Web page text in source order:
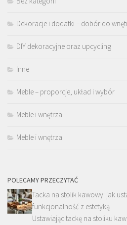
Dekoracje i dodatki – dobór do
DIY dekoracyjne oraz upcycling
Inne
Meble – proporcje, układ i wybór
Meble i wnętrza
Meble i wnętrza
POLECAMY PRZECZYTAĆ
Tacka na stolik kawowy: jak
funkcjonalność z estetyką
Ustawiając tackę na stoliku